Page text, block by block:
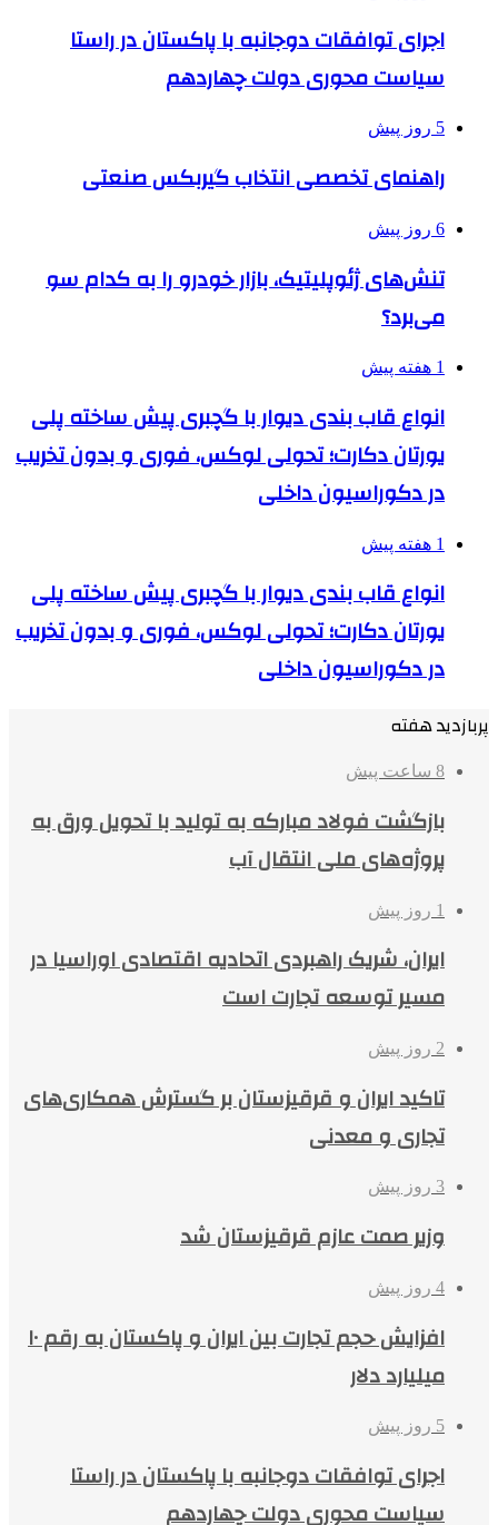
اجرای توافقات دوجانبه با پاکستان در راستا
سیاست محوری دولت چهاردهم
5 روز پیش
راهنمای تخصصی انتخاب گیربکس صنعتی
6 روز پیش
تنش‌های ژئوپلیتیک، بازار خودرو را به کدام سو
می‌برد؟
1 هفته پیش
انواع قاب بندی دیوار با گچبری پیش ساخته پلی
یورتان دکارت؛ تحولی لوکس، فوری و بدون تخریب
در دکوراسیون داخلی
1 هفته پیش
انواع قاب بندی دیوار با گچبری پیش ساخته پلی
یورتان دکارت؛ تحولی لوکس، فوری و بدون تخریب
در دکوراسیون داخلی
پربازدید هفته
8 ساعت پیش
بازگشت فولاد مبارکه به تولید با تحویل ورق به
پروژه‌های ملی انتقال آب
1 روز پیش
ایران، شریک راهبردی اتحادیه اقتصادی اوراسیا در
مسیر توسعه تجارت است
2 روز پیش
تاکید ایران و قرقیزستان بر گسترش همکاری‌های
تجاری و معدنی
3 روز پیش
وزیر صمت عازم قرقیزستان شد
4 روز پیش
افزایش حجم تجارت بین ایران و پاکستان به رقم ۱۰
میلیارد دلار
5 روز پیش
اجرای توافقات دوجانبه با پاکستان در راستا
سیاست محوری دولت چهاردهم